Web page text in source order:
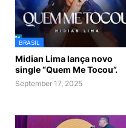
BRASIL
Midian Lima lança novo
single “Quem Me Tocou”.
September 17, 2025